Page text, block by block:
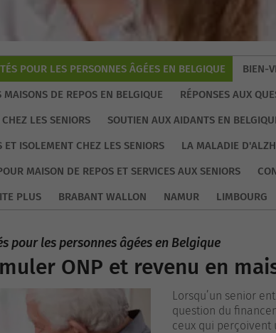
POUR LES PERSONNES ÂGÉES EN BELGIQUE
BIEN-
DE REPOS EN BELGIQUE
RÉPONSES AUX
LES SENIORS
SOUTIEN AUX AIDANTS EN
ET ISOLEMENT CHEZ LES SENIORS
LA MALADIE
MAISON DE REPOS ET SERVICES AUX SENIORS
PLUS
BRABANT WALLON NAMUR LIMBOURG
pour les personnes âgées en Belgique
ONP et revenu en
Lorsqu’un senior
question du
ceux qui perçoivent